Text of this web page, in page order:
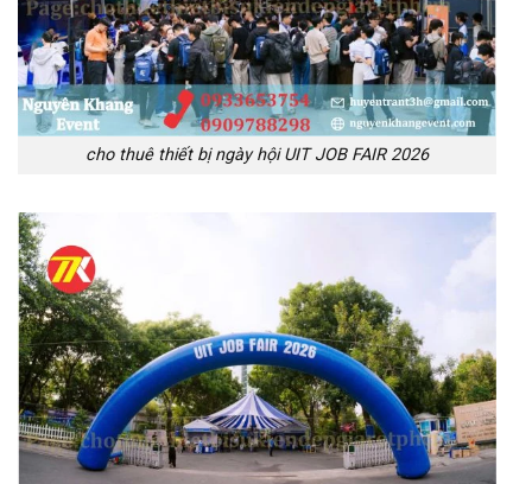
cho thuê thiết bị ngày hội UIT JOB FAIR 2026